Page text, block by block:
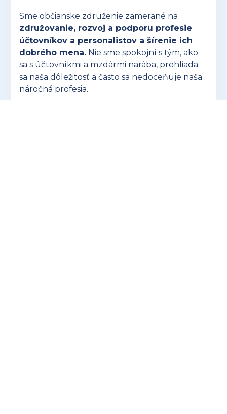
Sme občianske združenie zamerané na
združovanie, rozvoj a podporu profesie
účtovníkov a personalistov a šírenie ich
dobrého mena. Nie sme spokojní s tým, ako
sa s účtovníkmi a mzdármi narába, prehliada
sa naša dôležitosť a často sa nedoceňuje naša
náročná profesia.